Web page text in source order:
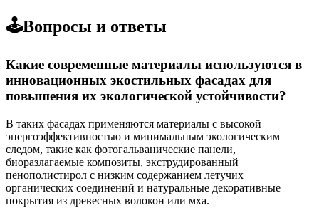
🕹️Вопросы и ответы
Какие современные материалы используются в
инновационных экостильных фасадах для
повышения их экологической устойчивости?
В таких фасадах применяются материалы с высокой
энергоэффективностью и минимальным экологическим
следом, такие как фотогальванические панели,
биоразлагаемые композиты, экструдированный
пенополистирол с низким содержанием летучих
органических соединений и натуральные декоративные
покрытия из древесных волокон или мха.